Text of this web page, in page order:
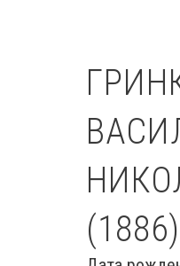
(1886)